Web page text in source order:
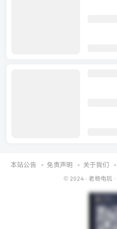
本站公告 免责声明 关于我们
© 2024 · 老杨电玩 ·